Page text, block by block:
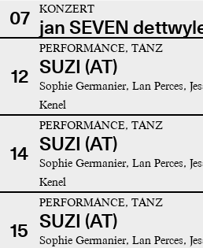
07
KONZERT
jan SEVEN
12
PERFORMANCE, TANZ
SUZI (AT)
Sophie Germanier, Lan Perces,
Kenel
14
PERFORMANCE, TANZ
SUZI (AT)
Sophie Germanier, Lan Perces,
Kenel
15
PERFORMANCE, TANZ
SUZI (AT)
Sophie Germanier, Lan Perces,